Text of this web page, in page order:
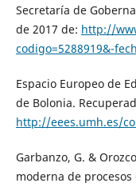
Secretaría de
de 2017 de: http://
codigo=5288919&-
Espacio Europeo de
de Bolonia.
http://eees.umh.es/
Garbanzo, G. &
moderna de procesos